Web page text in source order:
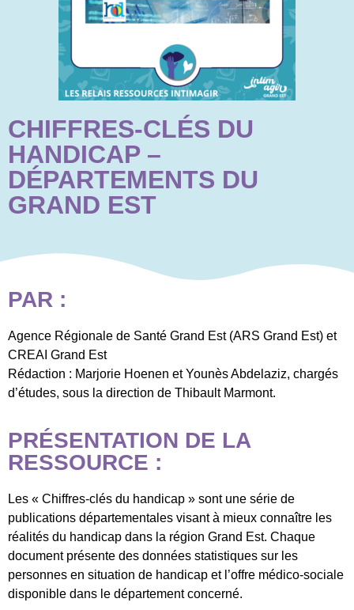
CHIFFRES-CLÉS DU
HANDICAP –
DÉPARTEMENTS DU
GRAND EST
PAR :
Agence Régionale de Santé Grand Est(ARS Grand Est) et
CREAI Grand Est
Rédaction : Marjorie Hoenen et Younès Abdelaziz, chargés
d’études, sous la direction de Thibault Marmont.
PRÉSENTATION DE LA
RESSOURCE :
Les « Chiffres-clés du handicap » sont une série de
publications départementales visant à mieux connaître les
réalités du handicap dans la région Grand Est. Chaque
document présente des données statistiques sur les
personnes en situation de handicap et l’offre médico-sociale
disponible dans le département concerné.